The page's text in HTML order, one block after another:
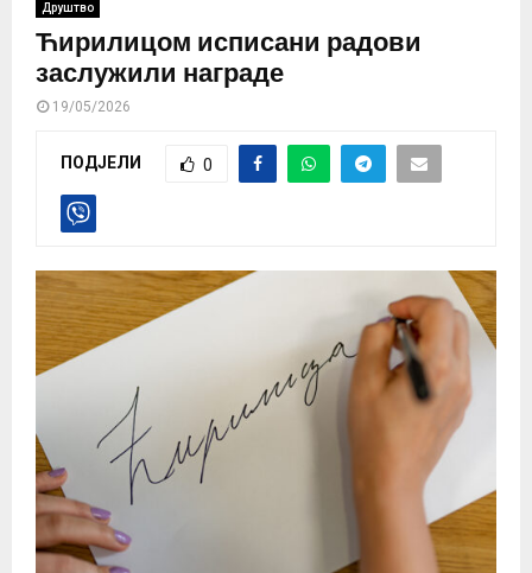
Друштво
Ћирилицом исписани радови
заслужили награде
19/05/2026
ПОДЈЕЛИ 0